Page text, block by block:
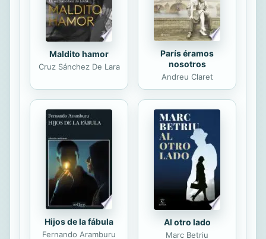
Maldito hamor
Cruz Sánchez De Lara
París éramos
nosotros
Andreu Claret
Hijos de la fábula
Fernando Aramburu
Al otro lado
Marc Betriu